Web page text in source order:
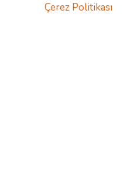
Çerez Politikası